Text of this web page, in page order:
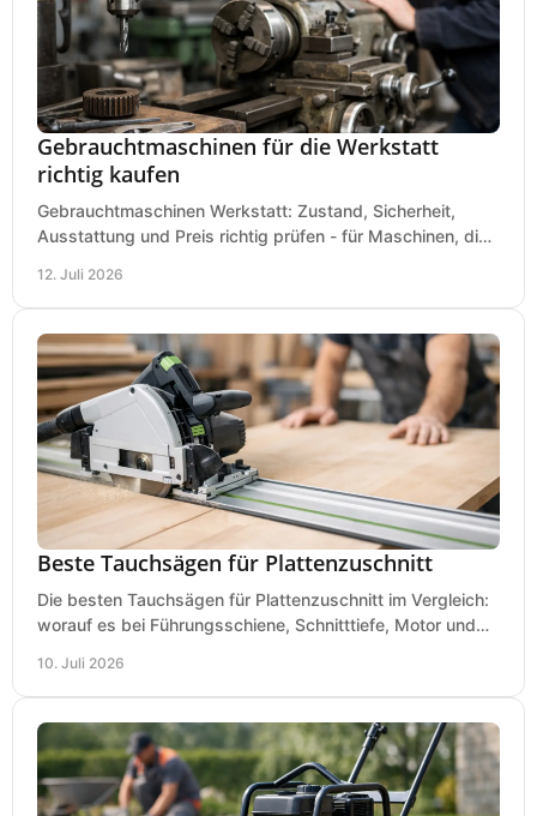
Gebrauchtmaschinen für die Werkstatt
richtig kaufen
Gebrauchtmaschinen Werkstatt: Zustand, Sicherheit,
Ausstattung und Preis richtig prüfen - für Maschinen, die
12. Juli 2026
Beste Tauchsägen für Plattenzuschnitt
Die besten Tauchsägen für Plattenzuschnitt im Vergleich:
worauf es bei Führungsschiene, Schnitttiefe, Motor und
10. Juli 2026